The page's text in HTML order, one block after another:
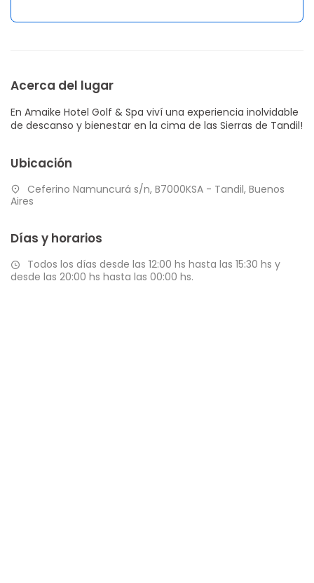
Acerca del lugar
En Amaike Hotel Golf & Spa viví una experiencia inolvidable
de descanso y bienestar en la cima de las Sierras de Tandil!
Ubicación
Ceferino Namuncurá s/n, B7000KSA - Tandil, Buenos
Aires
Días y horarios
Todos los días desde las 12:00 hs hasta las 15:30 hs y
desde las 20:00 hs hasta las 00:00 hs.